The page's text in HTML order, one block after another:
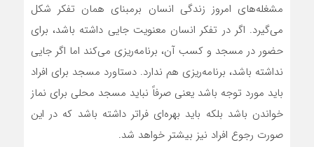
مشغله‌های امروز زندگی انسان برمبنای همان تفکر شکل
می‌گیرد. اگر در تفکر انسان معنویت جایی داشته باشد، برای
حضور در مسجد و کسب آن، برنامه‌ریزی می‌کند اما اگر جایی
نداشته باشد، برنامه‌ریزی هم ندارد. دستاورد مسجد برای افراد
باید مورد توجه باشد یعنی صرفاً نباید مسجد محلی برای نماز
خواندن باشد بلکه باید بهره‌ای فراتر داشته باشد که در این
صورت رجوع افراد نیز بیشتر خواهد شد.